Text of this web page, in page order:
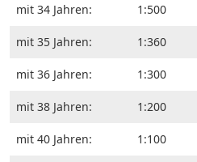
mit 34 Jahren: 1:500
mit 35 Jahren: 1:360
mit 36 Jahren: 1:300
mit 38 Jahren: 1:200
mit 40 Jahren: 1:100